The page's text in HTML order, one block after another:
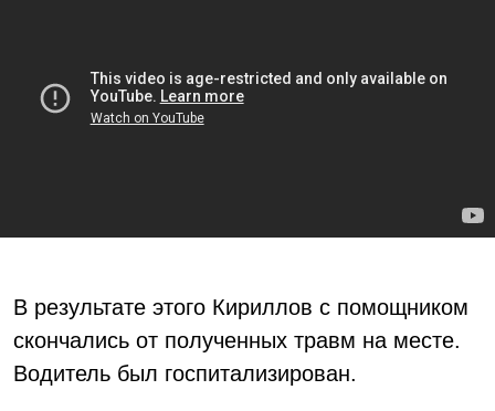
В результате этого Кириллов с помощником
скончались от полученных травм на месте.
Водитель был госпитализирован.